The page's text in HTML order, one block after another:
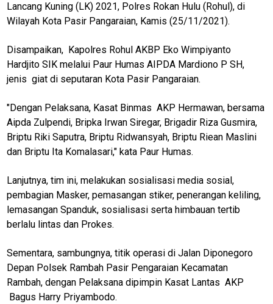
Lancang Kuning (LK) 2021, Polres Rokan Hulu (Rohul), di
Wilayah Kota Pasir Pangaraian, Kamis (25/11/2021).
Disampaikan, Kapolres Rohul AKBP Eko Wimpiyanto
Hardjito SIK melalui Paur Humas AIPDA Mardiono P SH,
jenis giat di seputaran Kota Pasir Pangaraian.
"Dengan Pelaksana, Kasat Binmas AKP Hermawan, bersama
Aipda Zulpendi, Bripka Irwan Siregar, Brigadir Riza Gusmira,
Briptu Riki Saputra, Briptu Ridwansyah, Briptu Riean Maslini
dan Briptu Ita Komalasari," kata Paur Humas.
Lanjutnya, tim ini, melakukan sosialisasi media sosial,
pembagian Masker, pemasangan stiker, penerangan keliling,
lemasangan Spanduk, sosialisasi serta himbauan tertib
berlalu lintas dan Prokes.
Sementara, sambungnya, titik operasi di Jalan Diponegoro
Depan Polsek Rambah Pasir Pengaraian Kecamatan
Rambah, dengan Pelaksana dipimpin Kasat Lantas AKP
Bagus Harry Priyambodo.